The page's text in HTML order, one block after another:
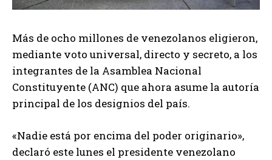
Más de ocho millones de venezolanos eligieron,
mediante voto universal, directo y secreto, a los
integrantes de la Asamblea Nacional
Constituyente (ANC) que ahora asume la autoría
principal de los designios del país.
«Nadie está por encima del poder originario»,
declaró este lunes el presidente venezolano